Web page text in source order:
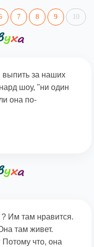
7 8 9 10
выпить за наших
шоу, "ни один
она по-
Им там нравится.
там живет.
что, она